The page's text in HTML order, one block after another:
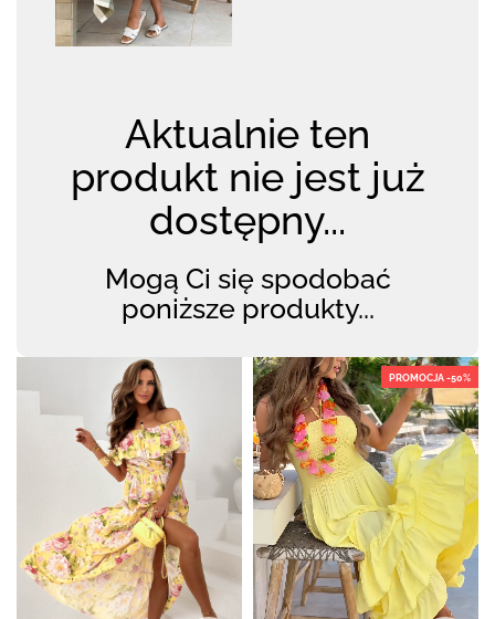
Aktualnie ten
produkt nie jest już
dostępny...
Mogą Ci się spodobać
poniższe produkty...
PROMOCJA -50%